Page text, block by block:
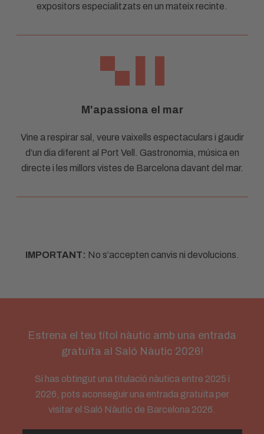
expositors especialitzats en un mateix recinte.
M'apassiona el mar
Vine a respirar sal, veure vaixells espectaculars i gaudir
d’un dia diferent al Port Vell. Gastronomia, música en
directe i les millors vistes de Barcelona davant del mar.
IMPORTANT: No s’accepten canvis ni devolucions.
Estrena el teu títol nàutic amb una entrada
gratuïta al Saló Nàutic 2026!
Si has obtingut una titulació nàutica entre 2025 i
2026, pots aconseguir una entrada gratuïta per
visitar el Saló Nàutic de Barcelona 2026.